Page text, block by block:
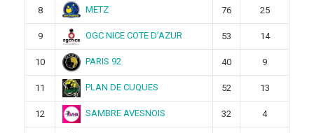
8 METZ 76 25
9 OGC NICE COTE D’AZUR 53 14
10 PARIS 92 40 9
11 PLAN DE CUQUES 52 13
12 SAMBRE AVESNOIS 32 4